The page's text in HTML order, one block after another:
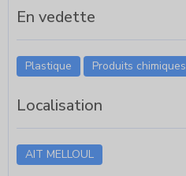
En vedette
Plastique Produits chimiques
Localisation
AIT MELLOUL